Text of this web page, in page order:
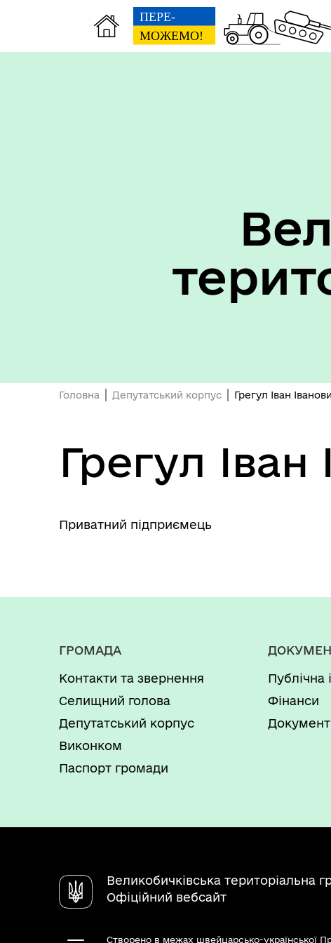
Головна Депутатський корпус Грегул Іван
Грегул Іван
Приватний підприємець
ГРОМАДА
Контакти та звернення
Селищний голова
Депутатський корпус
Виконком
Паспорт громади
Публічна
Фінанси
Великобичківська територіальна
Офіційний вебсайт
Створено в межах швейцарсько-української